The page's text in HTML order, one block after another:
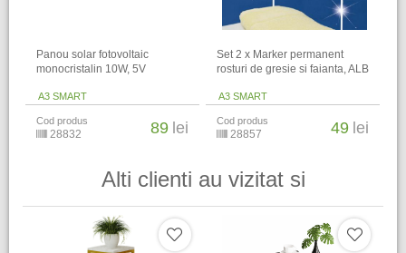
Panou solar fotovoltaic
monocristalin 10W, 5V
A3 SMART
Cod produs
28832 89 lei
Set 2 x Marker permanent
rosturi de gresie si faianta, ALB
A3 SMART
Cod produs
28857 49 lei
Alti clienti au vizitat si